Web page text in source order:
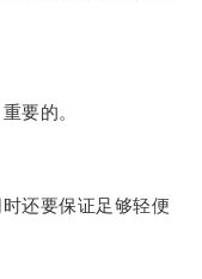
要的。
还要保证足够轻便